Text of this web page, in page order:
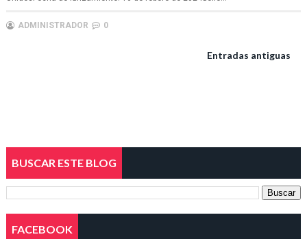
ADMINISTRADOR 0
Entradas antiguas
BUSCAR ESTE BLOG
FACEBOOK